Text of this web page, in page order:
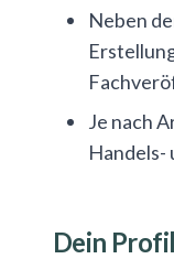
Neben
Je nach
Handels-
Dein Profil